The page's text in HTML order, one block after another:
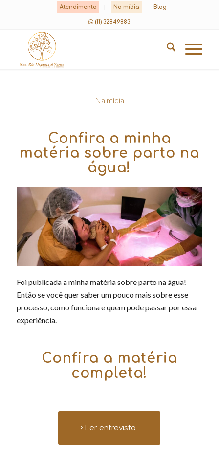
Atendimento Na mídia Blog
(11) 32849883
Na mídia
Confira a minha
matéria sobre parto na
água!
Foi publicada a minha matéria sobre parto na água!
Então se você quer saber um pouco mais sobre esse
processo, como funciona e quem pode passar por essa
experiência.
Confira a matéria
completa!
Ler entrevista